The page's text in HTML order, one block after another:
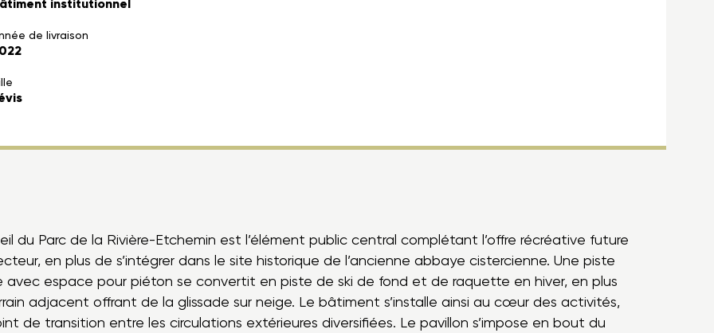
institutionnel
de livraison
du Parc de la Rivière-Etchemin est l’élément public central complétant l’offre récréative future
en plus de s’intégrer dans le site historique de l’ancienne abbaye cistercienne. Une piste
avec espace pour piéton se convertit en piste de ski de fond et de raquette en hiver, en plus
adjacent offrant de la glissade sur neige. Le bâtiment s’installe ainsi au cœur des activités,
de transition entre les circulations extérieures diversifiées. Le pavillon s’impose en bout du